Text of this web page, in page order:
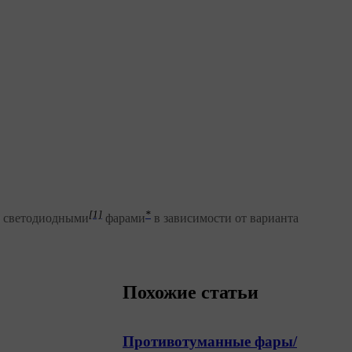
светодиодными[1] фарами* в зависимости от варианта
Похожие статьи
Противотуманные фары/